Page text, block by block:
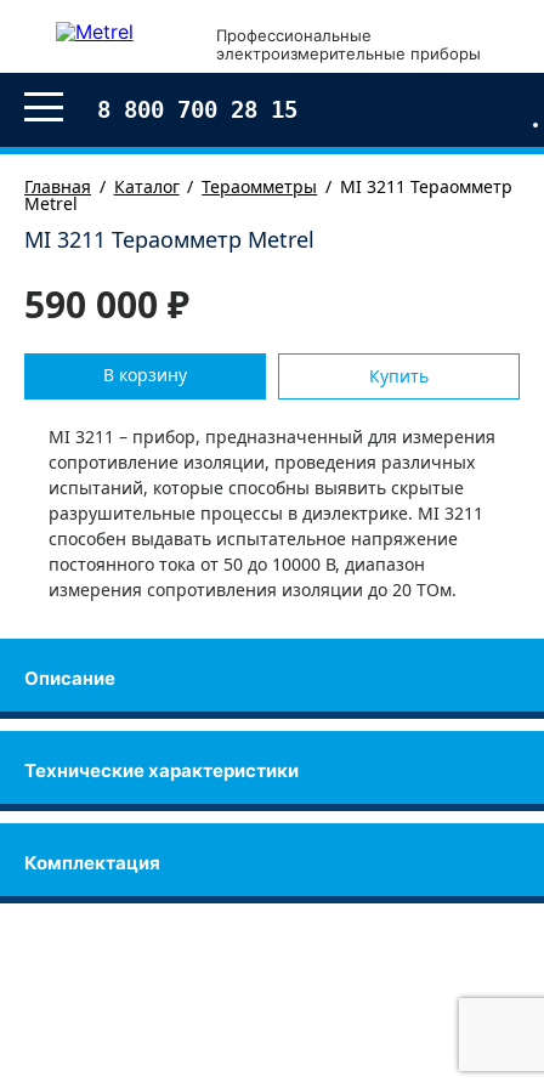
Профессиональные
электроизмерительные приборы
8 800 700 28 15
Главная Каталог Тераомметры MI 3211 Тераомметр
Metrel
MI 3211 Тераомметр Metrel
590 000 ₽
В корзину Купить
MI 3211 – прибор, предназначенный для измерения
сопротивление изоляции, проведения различных
испытаний, которые способны выявить скрытые
разрушительные процессы в диэлектрике. MI 3211
способен выдавать испытательное напряжение
постоянного тока от 50 до 10000 В, диапазон
измерения сопротивления изоляции до 20 ТОм.
Описание
Технические характеристики
Комплектация